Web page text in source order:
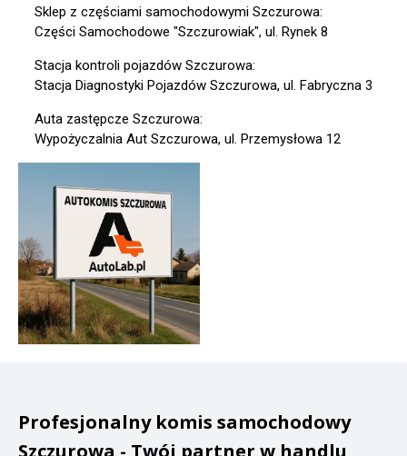
Sklep z częściami samochodowymi Szczurowa:
Części Samochodowe "Szczurowiak", ul. Rynek 8
Stacja kontroli pojazdów Szczurowa:
Stacja Diagnostyki Pojazdów Szczurowa, ul. Fabryczna 3
Auta zastępcze Szczurowa:
Wypożyczalnia Aut Szczurowa, ul. Przemysłowa 12
Profesjonalny komis samochodowy
Szczurowa - Twój partner w handlu